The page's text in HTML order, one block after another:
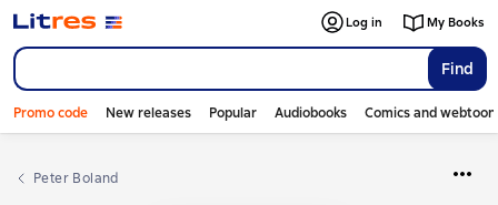
Find
Log in My Books
Promo code New releases Popular Audiobooks Comics and
Peter Boland